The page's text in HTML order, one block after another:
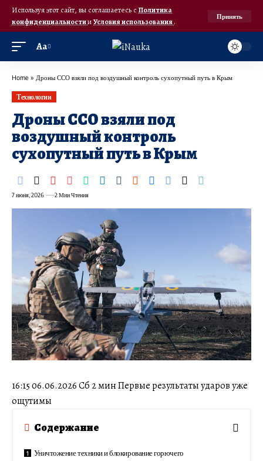
Используя этот сайт, вы соглашаетесь с Политика
конфиденциальностииУсловия использования.
Принять
Аа
Home » Дроны ССО взяли под воздушный контроль сухопутный путь в Крым
Технологии
Дроны ССО взяли под
воздушный контроль
сухопутный путь в Крым
7 июня, 2026 2 Мин Чтения
16:15 06.06.2026 Сб 2 мин Первые результаты ударов уже
ощутимы
Содержание
Уничтожение техники и блокирование горючего